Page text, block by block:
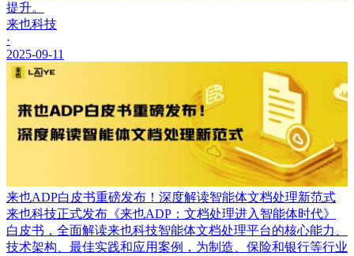
提升。
来也科技
·
2025-09-11
来也ADP白皮书重磅发布！深度解读智能体文档处理新范式
来也科技正式发布《来也ADP：文档处理进入智能体时代》
白皮书，全面解读来也科技智能体文档处理平台的核心能力、
技术架构、最佳实践和应用案例，为制造、保险和银行等行业